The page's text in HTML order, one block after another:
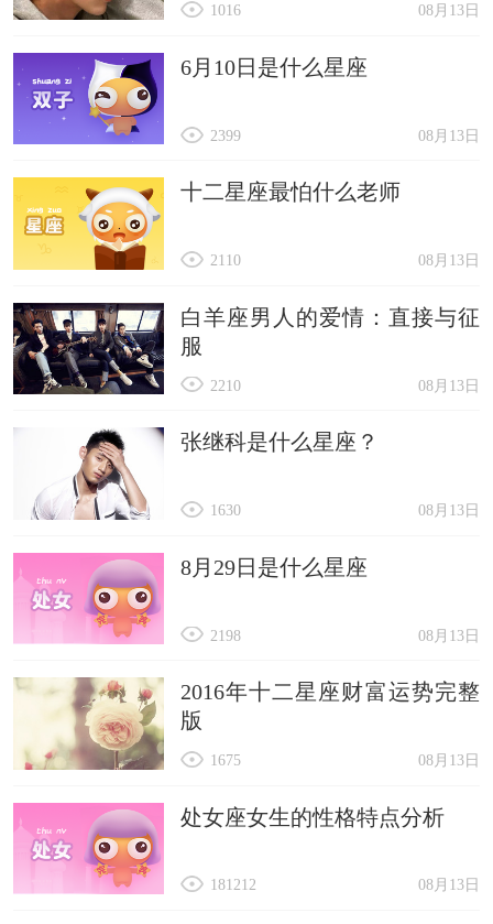
08月13日
1016
6月10日是什么星座
08月13日
2399
十二星座最怕什么老师
08月13日
2110
白羊座男人的爱情：直接与征
服
08月13日
2210
张继科是什么星座？
08月13日
1630
8月29日是什么星座
08月13日
2198
2016年十二星座财富运势完整
版
08月13日
1675
处女座女生的性格特点分析
08月13日
181212